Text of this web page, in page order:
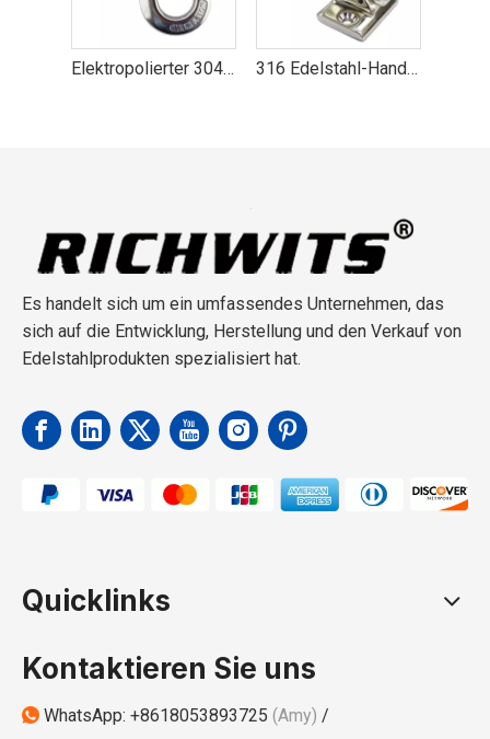
316 Edelstahl-Handlauf für Boote, passend für mittlere vordere Heckstütze Marine Hardware Segelboot Fenderhaken Edelstahl 316 Haken
Es handelt sich um ein umfassendes Unternehmen, das
sich auf die Entwicklung, Herstellung und den Verkauf von
Edelstahlprodukten spezialisiert hat.
Quicklinks
Kontaktieren Sie uns
 WhatsApp: +8618053893725 (Amy) /